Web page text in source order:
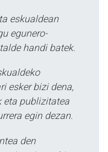
eskualdean
egunero-
handi batek.
esker bizi dena,
eta publizitatea
egin dezan.
den